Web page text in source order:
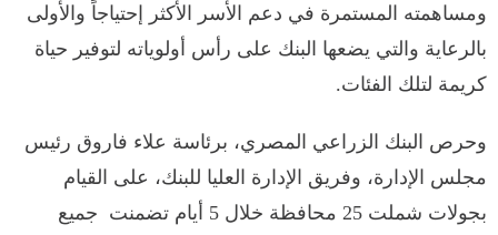
ومساهمته المستمرة في دعم الأسر الأكثر إحتياجاً والأولى
بالرعاية والتي يضعها البنك على رأس أولوياته لتوفير حياة
كريمة لتلك الفئات.
وحرص البنك الزراعي المصري، برئاسة علاء فاروق رئيس
مجلس الإدارة، وفريق الإدارة العليا للبنك، على القيام
بجولات شملت 25 محافظة خلال 5 أيام تضمنت جميع